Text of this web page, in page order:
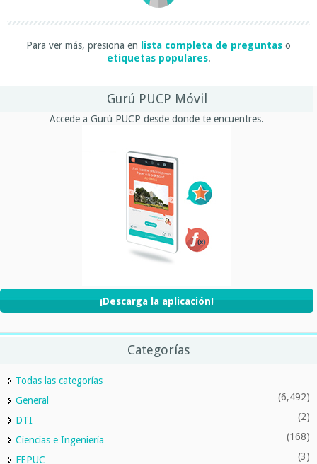
Para ver más, presiona en lista completa de preguntas o
etiquetas populares.
Gurú PUCP Móvil
Accede a Gurú PUCP desde donde te encuentres.
¡Descarga la aplicación!
Categorías
Todas las categorías
General
(6,492)
DTI (2)
Ciencias e Ingeniería (168)
FEPUC (3)